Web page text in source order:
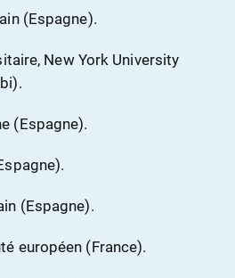
(Espagne).
New York University
(Espagne).
(Espagne).
européen (France).